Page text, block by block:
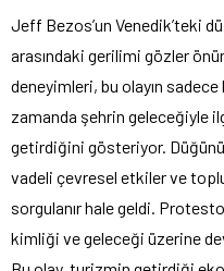
Jeff Bezos’un Venedik’teki
arasındaki gerilimi gözler
deneyimleri, bu olayın sadece
zamanda şehrin geleceğiyle
getirdiğini gösteriyor.
vadeli çevresel etkiler ve
sorgulanır hale geldi.
kimliği ve geleceği üzerine